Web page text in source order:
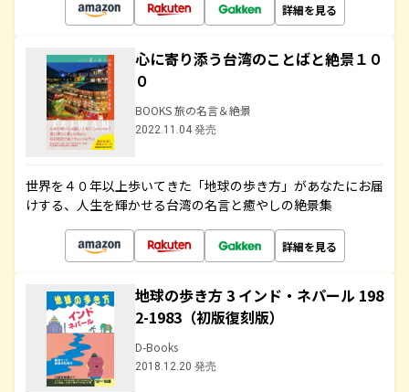
詳細を見る
心に寄り添う台湾のことばと絶景１０
０
BOOKS 旅の名言＆絶景
2022.11.04 発売
世界を４０年以上歩いてきた「地球の歩き方」があなたにお届
けする、人生を輝かせる台湾の名言と癒やしの絶景集
詳細を見る
地球の歩き方 3 インド・ネパール 198
2-1983（初版復刻版）
D-Books
2018.12.20 発売